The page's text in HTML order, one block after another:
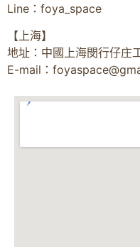
Line：foya_space
【上海】
地址：中國上海閔行仔庄
E-mail：